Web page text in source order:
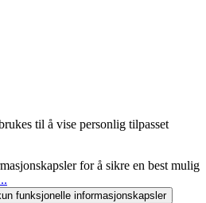
til å vise personlig tilpasset
for å sikre en best mulig
funksjonelle informasjonskapsler